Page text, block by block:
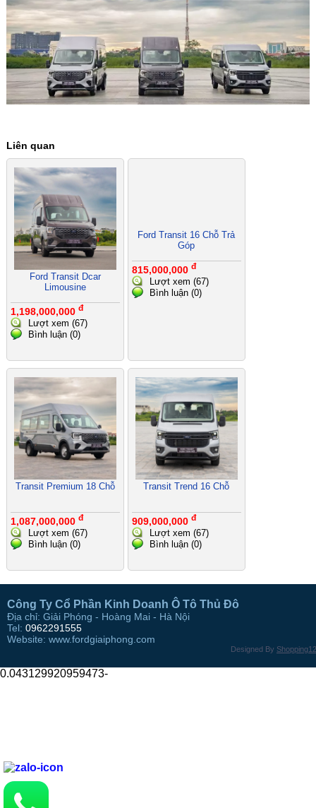
Liên quan
Ford Transit Dcar
Limousine
1,198,000,000 đ
Lượt xem (67)
Bình luận (0)
Ford Transit 16 Chỗ Trả
Góp
815,000,000 đ
Lượt xem (67)
Bình luận (0)
Transit Premium 18 Chỗ
1,087,000,000 đ
Lượt xem (67)
Bình luận (0)
Transit Trend 16 Chỗ
909,000,000 đ
Lượt xem (67)
Bình luận (0)
Công Ty Cổ Phần Kinh Doanh Ô Tô Thủ Đô
Địa chỉ: Giải Phóng - Hoàng Mai - Hà Nội
Tel: 0962291555
Website: www.fordgiaiphong.com
Designed By
0.043129920959473-